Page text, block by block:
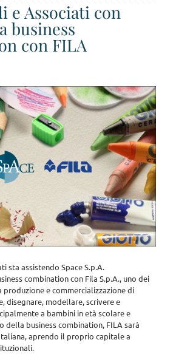
e Associati con
business
con FILA
sta assistendo Space S.p.A.
combination con Fila S.p.A., uno dei
e commercializzazione di
disegnare, modellare, scrivere e
a bambini in età scolare e
della business combination, FILA sarà
aprendo il proprio capitale a